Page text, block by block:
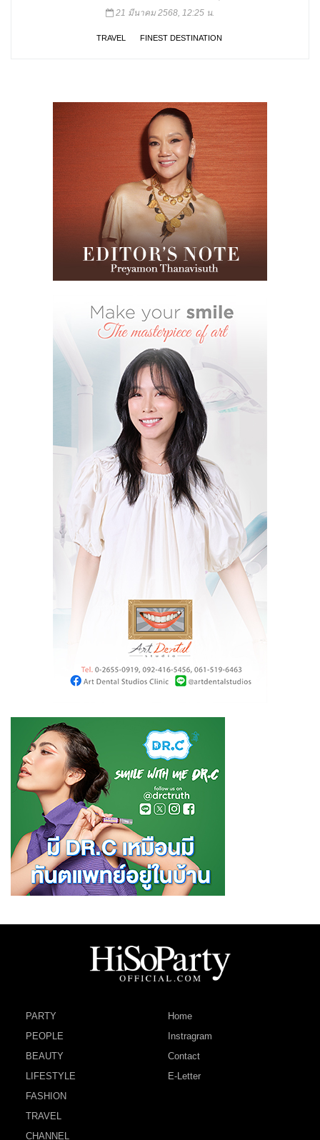
21 มีนาคม 2568, 12:25 น.
TRAVEL FINEST DESTINATION
PARTY
PEOPLE
BEAUTY
LIFESTYLE
FASHION
TRAVEL
CHANNEL
Home
Instragram
Contact
E-Letter